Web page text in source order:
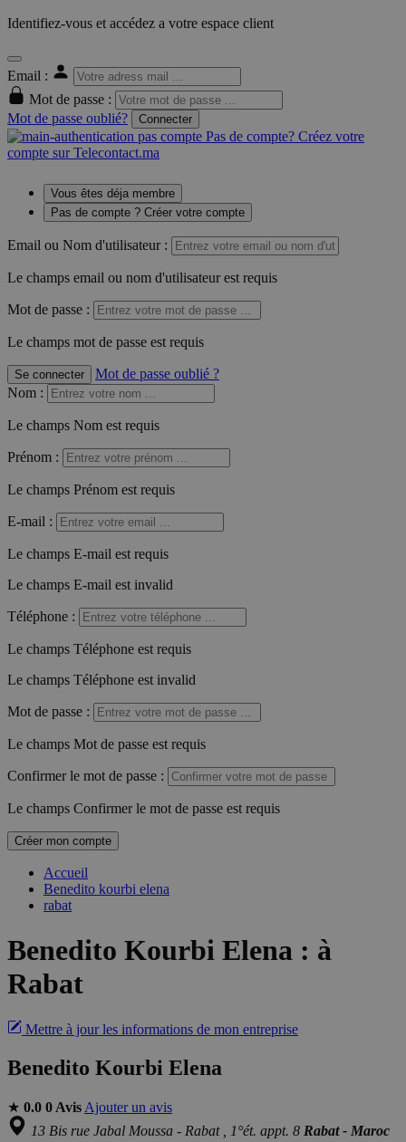
Identifiez-vous et accédez a votre espace client
Email :
Mot de passe :
Mot de passe oublié?
Connecter
Pas de compte? Créez votre
compte sur Telecontact.ma
Vous êtes déja membre
Pas de compte ? Créer votre compte
Email ou Nom d'utilisateur :
Le champs email ou nom d'utilisateur est requis
Mot de passe :
Le champs mot de passe est requis
Se connecter
Mot de passe oublié ?
Nom :
Le champs Nom est requis
Prénom :
Le champs Prénom est requis
E-mail :
Le champs E-mail est requis
Le champs E-mail est invalid
Téléphone :
Le champs Téléphone est requis
Le champs Téléphone est invalid
Mot de passe :
Le champs Mot de passe est requis
Confirmer le mot de passe :
Le champs Confirmer le mot de passe est requis
Créer mon compte
Accueil
Benedito kourbi elena
rabat
Benedito Kourbi Elena : à
Rabat
Mettre à jour les informations de mon entreprise
Benedito Kourbi Elena
★ 0.0 0 Avis Ajouter un avis
13 Bis rue Jabal Moussa - Rabat , 1°ét. appt. 8 Rabat - Maroc